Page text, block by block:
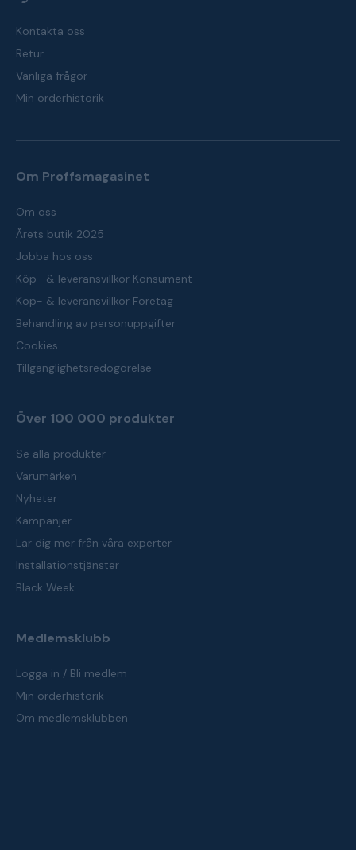
Kontakta oss
Retur
Vanliga frågor
Min orderhistorik
Om Proffsmagasinet
Om oss
Årets butik 2025
Jobba hos oss
Köp- & leveransvillkor Konsument
Köp- & leveransvillkor Företag
Behandling av personuppgifter
Cookies
Tillgänglighetsredogörelse
Över 100 000 produkter
Se alla produkter
Varumärken
Nyheter
Kampanjer
Lär dig mer från våra experter
Installationstjänster
Black Week
Medlemsklubb
Logga in / Bli medlem
Min orderhistorik
Om medlemsklubben